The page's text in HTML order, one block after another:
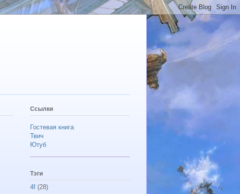
Ссылки
Гостевая книга
Твич
Ютуб
Тэги
4f (28)